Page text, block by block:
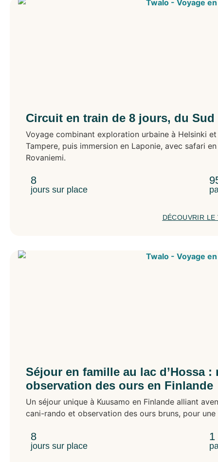
Circuit en train de 8 jours, du
Voyage combinant exploration urbaine à Helsinki
Tampere, puis immersion en Laponie, avec safari
Rovaniemi.
8
jours sur place
DÉCOUVRIR LE
Séjour en famille au lac d’Hossa :
observation des ours en Finlande
Un séjour unique à Kuusamo en Finlande alliant
cani-rando et observation des ours bruns, pour
8
jours sur place